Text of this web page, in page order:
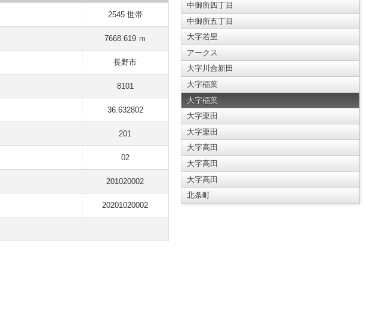
2545 世帯
7668.619 ｍ
長野市
8101
36.632802
201
02
201020002
20201020002
中御所四丁目
中御所五丁目
大字若里
アークス
大字川合新田
大字稲葉
大字稲葉
大字栗田
大字栗田
大字高田
大字高田
大字高田
北条町